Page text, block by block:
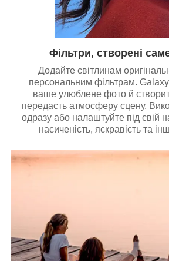
Фільтри, створені
Додайте світлинам
персональним фільтрам. Galaxy
ваше улюблене фото й
передасть атмосферу сцену.
одразу або налаштуйте під свій
насиченість, яскравість та